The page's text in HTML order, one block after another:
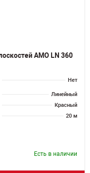
AMO LN 360
Нет
Линейный
Красный
20 м
Есть в наличии